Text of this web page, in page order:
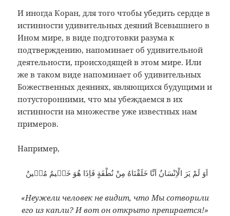
И иногда Коран, для того чтобы убедить сердце в
истинности удивительных деяний Всевышнего в
Ином мире, в виде подготовки разума к
подтверждению, напоминает об удивительной
деятельности, происходящей в этом мире. Или
же в таком виде напоминает об удивительных
Божественных деяниях, являющихся будущими и
потусторонними, что мы убеждаемся в их
истинности на множестве уже известных нам
примеров.
Например,
اَوَ لَمْ يَرَ الْاِنْسَانُ اَنَّا خَلَقْنَاهُ مِنْ نُطْفَةٍ فَاِذَا هُوَ خَصٖيمٌ مُبٖينٌ
«Неужели человек не видит, что Мы сотворили
его из капли? И вот он открыто препирается!»